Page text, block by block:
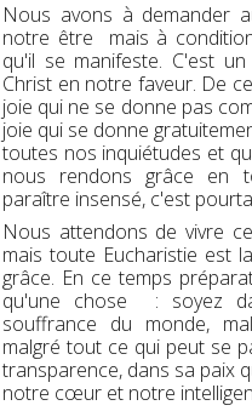
Nous avons à demander
notre être mais à
qu'il se manifeste. C'est
Christ en notre faveur. De
joie qui ne se donne pas
joie qui se donne
toutes nos inquiétudes et
nous rendons grâce en
paraître insensé, c'est
Nous attendons de vivre
mais toute Eucharistie est
grâce. En ce temps
qu'une chose : soyez
souffrance du monde,
malgré tout ce qui peut se
transparence, dans sa paix
notre cœur et notre